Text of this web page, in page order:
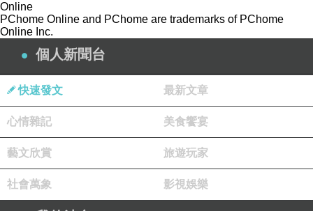
Online
PChome Online and PChome are trademarks of PChome
Online Inc.
個人新聞台
快速發文 最新文章
心情雜記 美食饗宴
藝文欣賞 旅遊玩家
社會萬象 影視娛樂